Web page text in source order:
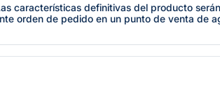
características definitivas del producto
orden de pedido en un punto de venta de